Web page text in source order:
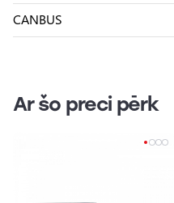
CANBUS
Ar šo preci pērk